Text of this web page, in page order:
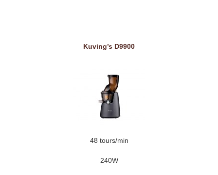
Kuving’s D9900
48 tours/min
240W